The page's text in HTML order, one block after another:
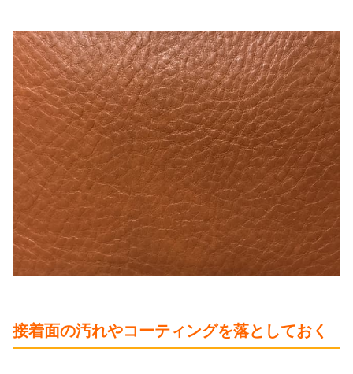
接着面の汚れやコーティングを落としておく